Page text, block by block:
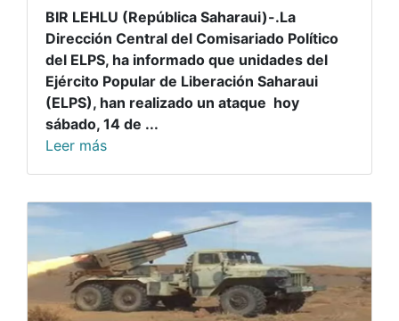
BIR LEHLU (República Saharaui)-.La
Dirección Central del Comisariado Político
del ELPS, ha informado que unidades del
Ejército Popular de Liberación Saharaui
(ELPS), han realizado un ataque hoy
sábado, 14 de ...
Leer más